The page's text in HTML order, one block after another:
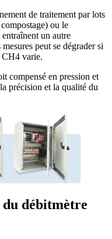
de traitement par lots
ou le
un autre
peut se dégrader si
CH4 varie.
compensé en pression et
précision et la qualité du
du débitmètre